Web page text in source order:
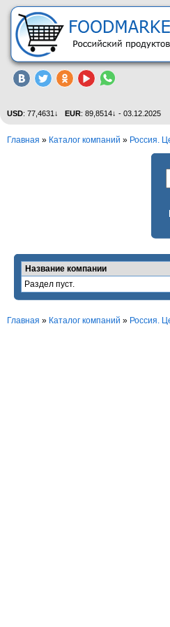
USD: 77,4631↓ EUR: 89,8514↓ - 03.12.2025
Главная » Каталог компаний » Россия.
Название компании
Раздел пуст.
Главная » Каталог компаний » Россия.